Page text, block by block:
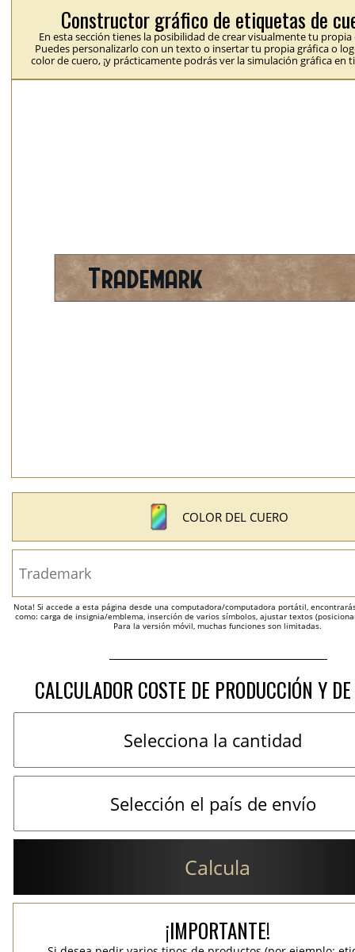
Constructor gráfico de etiquetas de
En esta sección tienes la posibilidad de crear visualmente tu
Puedes personalizarlo con un texto o insertar tu propia gráfica o
color de cuero, ¡y prácticamente podrás ver la simulación gráfica en
COLOR DEL CUERO
Nota! Si accede a esta página desde una computadora/computadora portátil,
como: carga de insignia/emblema, inserción de varios símbolos, ajustar textos
Para la versión móvil, muchas funciones son limitadas.
CALCULADOR COSTE DE PRODUCCIÓN Y
Calcula
¡IMPORTANTE!